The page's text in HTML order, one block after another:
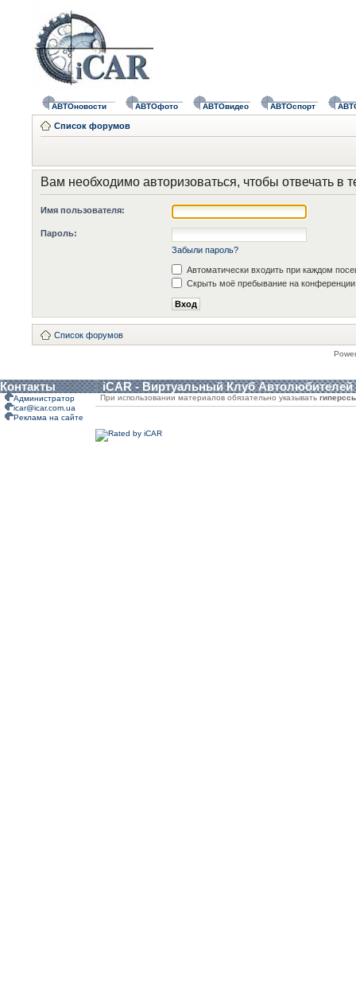
АВТОновости АВТОфото АВТОвидео АВТОспорт
Список форумов
Вам необходимо авторизоваться, чтобы отвечать в
Имя пользователя:
Пароль:
Забыли пароль?
Автоматически входить при каждом
Скрыть моё пребывание на конференции
Список форумов
Контакты iCAR - Виртуальный Клуб Автолюбителей
Администратор
icar@icar.com.ua
Реклама на сайте
При использовании материалов обязательно указывать